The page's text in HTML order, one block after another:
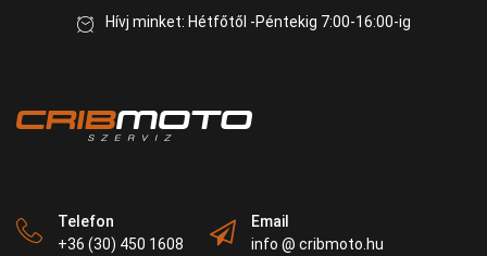
Hívj minket: Hétfőtől -Péntekig 7:00-16:00-ig
Telefon
+36 (30) 450 1608
Email
info @ cribmoto.hu